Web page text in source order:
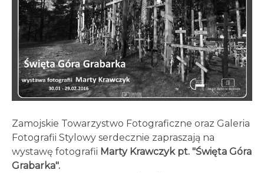
Zamojskie Towarzystwo Fotograficzne oraz Galeria
Fotografii Stylowy serdecznie zapraszają na
wystawę fotografii Marty Krawczyk pt. "Święta Góra
Grabarka".